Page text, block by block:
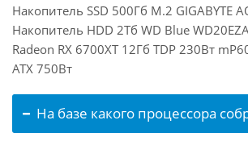
Накопитель SSD 500Гб M.2 GIGABYTE
Накопитель HDD 2Тб WD Blue
Radeon RX 6700XT 12Гб TDP 230Вт
ATX 750Вт
На базе какого процессора